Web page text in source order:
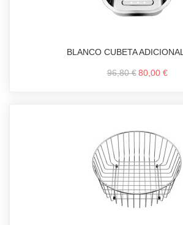
BLANCO CUBETA
96,80 € 80,00 €